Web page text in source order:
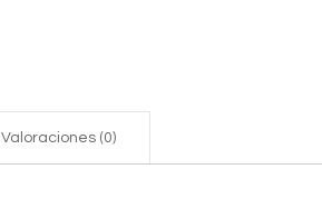
Valoraciones (0)